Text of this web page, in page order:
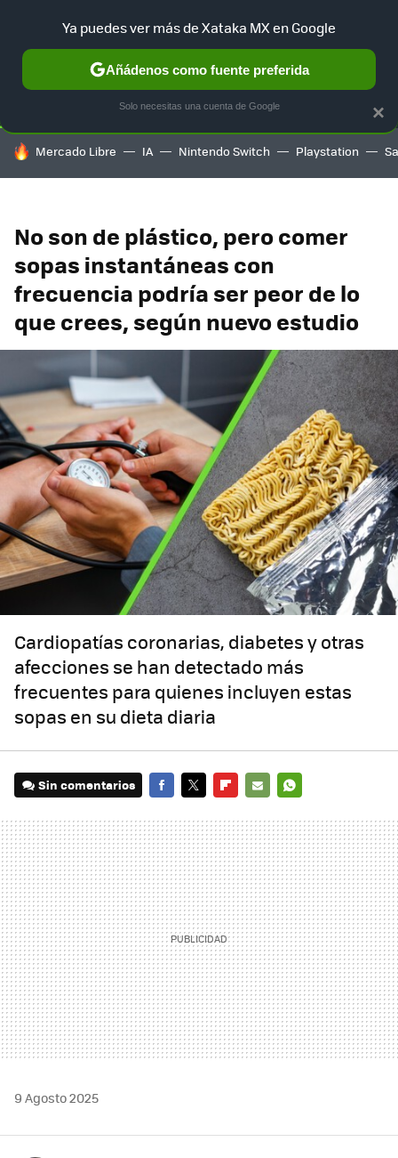
SELECCIÓN GAMING HOME AUTO TERRITORIO
HOY SE HABLA DE
Mercado Libre IA Nintendo Switch Playstation
No son de plástico, pero comer
sopas instantáneas con
frecuencia podría ser peor de lo
que crees, según nuevo estudio
Cardiopatías coronarias, diabetes y otras
afecciones se han detectado más
frecuentes para quienes incluyen estas
sopas en su dieta diaria
Sin comentarios
MAIL
9 Agosto 2025
×
Ya puedes ver más de Xataka MX en Google
Añádenos como fuente preferida
Solo necesitas una cuenta de Google